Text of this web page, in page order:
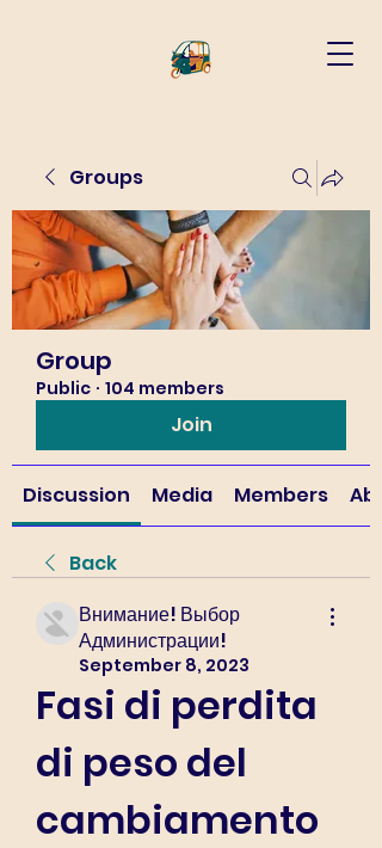
Groups
Group
Public · 104 members
Join
Discussion Media Members
Back
Внимание! Выбор
Администрации!
September 8, 2023
Fasi di perdita
di peso del
cambiamento